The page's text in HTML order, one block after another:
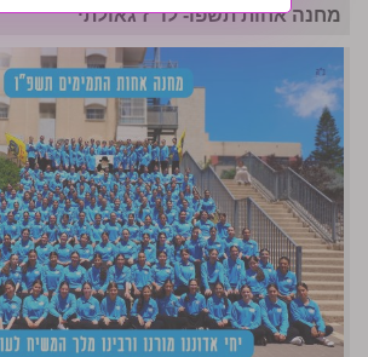
מחנה אחות תשפו- לו״ז גאולתי